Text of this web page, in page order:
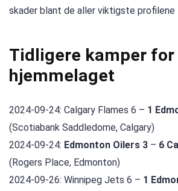
skader blant de aller viktigste profilene
Tidligere kamper for
hjemmelaget
2024-09-24: Calgary Flames 6 – 1
(Scotiabank Saddledome, Calgary)
2024-09-24: Edmonton Oilers 3 – 6
(Rogers Place, Edmonton)
2024-09-26: Winnipeg Jets 6 – 1